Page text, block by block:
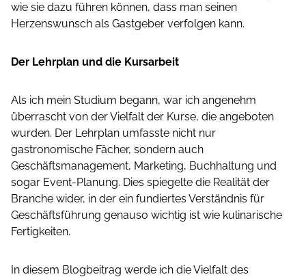
wie sie dazu führen können, dass man seinen
Herzenswunsch als Gastgeber verfolgen kann.
Der Lehrplan und die Kursarbeit
Als ich mein Studium begann, war ich angenehm
überrascht von der Vielfalt der Kurse, die angeboten
wurden. Der Lehrplan umfasste nicht nur
gastronomische Fächer, sondern auch
Geschäftsmanagement, Marketing, Buchhaltung und
sogar Event-Planung. Dies spiegelte die Realität der
Branche wider, in der ein fundiertes Verständnis für
Geschäftsführung genauso wichtig ist wie kulinarische
Fertigkeiten.
In diesem Blogbeitrag werde ich die Vielfalt des